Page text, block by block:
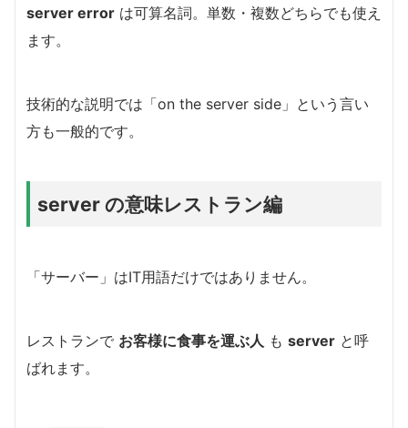
server error は可算名詞。単数・複数どちらでも使え
ます。
技術的な説明では「on the server side」という言い
方も一般的です。
server の意味レストラン編
「サーバー」はIT用語だけではありません。
レストランで お客様に食事を運ぶ人 も server と呼
ばれます。